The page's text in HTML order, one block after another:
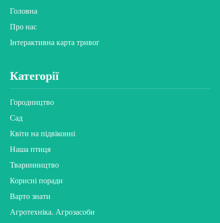
Головна
Про нас
Інтерактивна карта тривог
Категорії
Городництво
Сад
Квіти на підвіконні
Наша птиця
Тваринництво
Корисні поради
Варто знати
Агротехніка. Агрозасоби